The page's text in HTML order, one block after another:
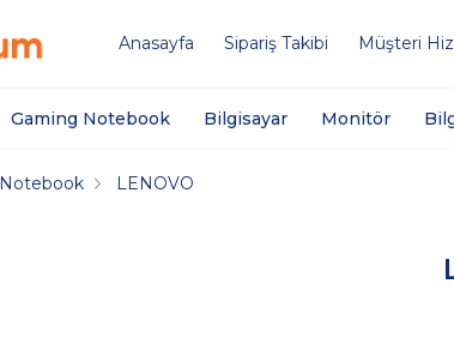
Anasayfa Sipariş Takibi Müşteri
Gaming Notebook Bilgisayar Monitör
Notebook LENOVO